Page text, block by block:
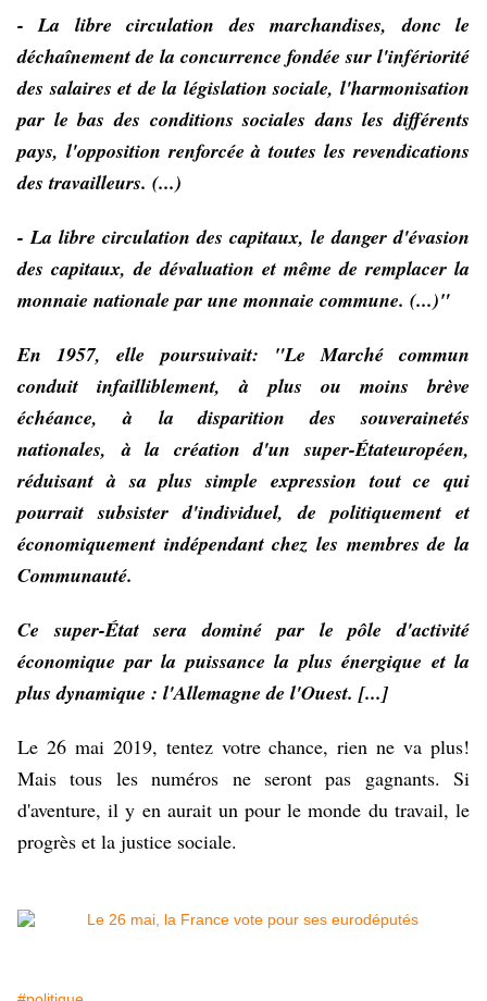
- La libre circulation des marchandises, donc le
déchaînement de la concurrence fondée sur l'infériorité
des salaires et de la législation sociale, l'harmonisation
par le bas des conditions sociales dans les différents
pays, l'opposition renforcée à toutes les revendications
des travailleurs. (...)
- La libre circulation des capitaux, le danger d'évasion
des capitaux, de dévaluation et même de remplacer la
monnaie nationale par une monnaie commune. (...)"
En 1957, elle poursuivait:
"Le Marché commun
conduit infailliblement, à plus ou moins brève
échéance, à la disparition des souverainetés
nationales,
à la création d'un super-Étateuropéen,
réduisant à sa plus simple expression tout ce qui
pourrait subsister d'individuel, de politiquement et
économiquement indépendant chez les membres de la
Communauté.
Ce super-État sera dominé par le pôle d'activité
économique par la puissance la plus énergique et la
plus dynamique : l'Allemagne de l'Ouest. [...]
Le 26 mai 2019, tentez votre chance, rien ne va plus!
Mais tous les numéros ne seront pas gagnants. Si
d'aventure, il y en aurait un pour le monde du travail, le
progrès et la justice sociale.